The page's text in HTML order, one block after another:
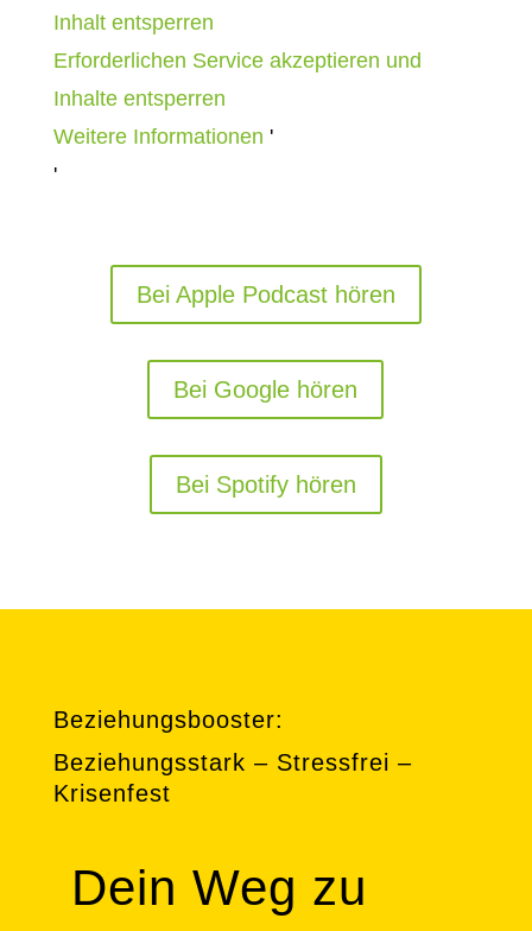
Inhalt entsperren
Erforderlichen Service akzeptieren und
Inhalte entsperren
Weitere Informationen '
'
Bei Apple Podcast hören
Bei Google hören
Bei Spotify hören
Beziehungsbooster:
Beziehungsstark – Stressfrei –
Krisenfest
Dein Weg zu